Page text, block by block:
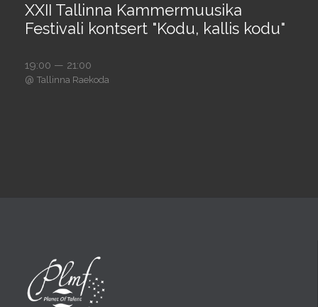
XXII Tallinna Kammermuusika
Festivali kontsert "Kodu, kallis kodu"
19:00 — 21:00
@ Tallinna Raekoda